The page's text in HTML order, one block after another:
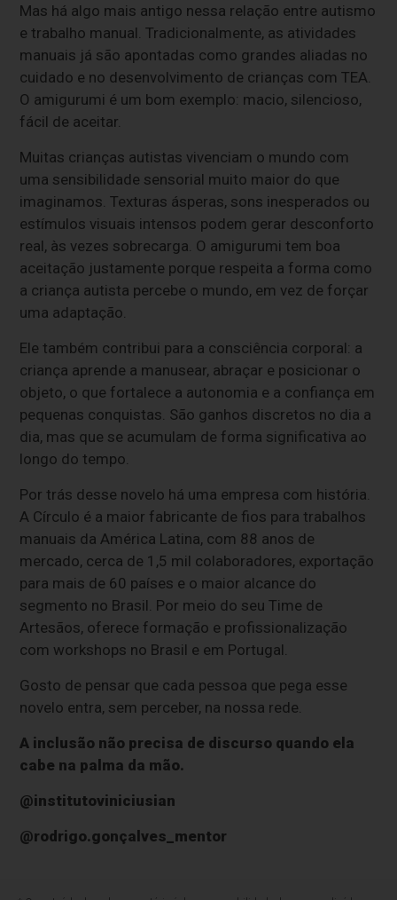
Mas há algo mais antigo nessa relação entre autismo
e trabalho manual. Tradicionalmente, as atividades
manuais já são apontadas como grandes aliadas no
cuidado e no desenvolvimento de crianças com TEA.
O amigurumi é um bom exemplo: macio, silencioso,
fácil de aceitar.
Muitas crianças autistas vivenciam o mundo com
uma sensibilidade sensorial muito maior do que
imaginamos. Texturas ásperas, sons inesperados ou
estímulos visuais intensos podem gerar desconforto
real, às vezes sobrecarga. O amigurumi tem boa
aceitação justamente porque respeita a forma como
a criança autista percebe o mundo, em vez de forçar
uma adaptação.
Ele também contribui para a consciência corporal: a
criança aprende a manusear, abraçar e posicionar o
objeto, o que fortalece a autonomia e a confiança em
pequenas conquistas. São ganhos discretos no dia a
dia, mas que se acumulam de forma significativa ao
longo do tempo.
Por trás desse novelo há uma empresa com história.
A Círculo é a maior fabricante de fios para trabalhos
manuais da América Latina, com 88 anos de
mercado, cerca de 1,5 mil colaboradores, exportação
para mais de 60 países e o maior alcance do
segmento no Brasil. Por meio do seu Time de
Artesãos, oferece formação e profissionalização
com workshops no Brasil e em Portugal.
Gosto de pensar que cada pessoa que pega esse
novelo entra, sem perceber, na nossa rede.
A inclusão não precisa de discurso quando ela
cabe na palma da mão.
@institutoviniciusian
@rodrigo.gonçalves_mentor